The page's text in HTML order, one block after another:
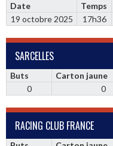
Date Temps
19 octobre 2025
17h36
SARCELLES
Buts Carton jaune
0
0
RACING CLUB FRANCE